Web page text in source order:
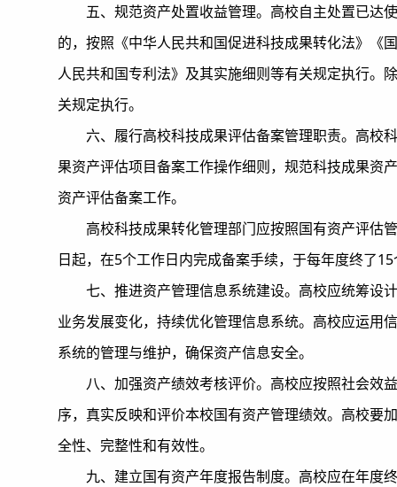
五、规范资产处置收益管理。高校自主处置已达
的，按照《中华人民共和国促进科技成果转化法》《
人民共和国专利法》及其实施细则等有关规定执行。
关规定执行。
六、履行高校科技成果评估备案管理职责。高校
果资产评估项目备案工作操作细则，规范科技成果资
资产评估备案工作。
高校科技成果转化管理部门应按照国有资产评估
日起，在5个工作日内完成备案手续，于每年度终了
七、推进资产管理信息系统建设。高校应统筹设
业务发展变化，持续优化管理信息系统。高校应运用
系统的管理与维护，确保资产信息安全。
八、加强资产绩效考核评价。高校应按照社会效
序，真实反映和评价本校国有资产管理绩效。高校要
全性、完整性和有效性。
九、建立国有资产年度报告制度。高校应在年度